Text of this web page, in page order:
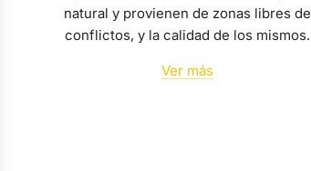
natural y provienen de zonas libres de
conflictos, y la calidad de los mismos.
Ver más